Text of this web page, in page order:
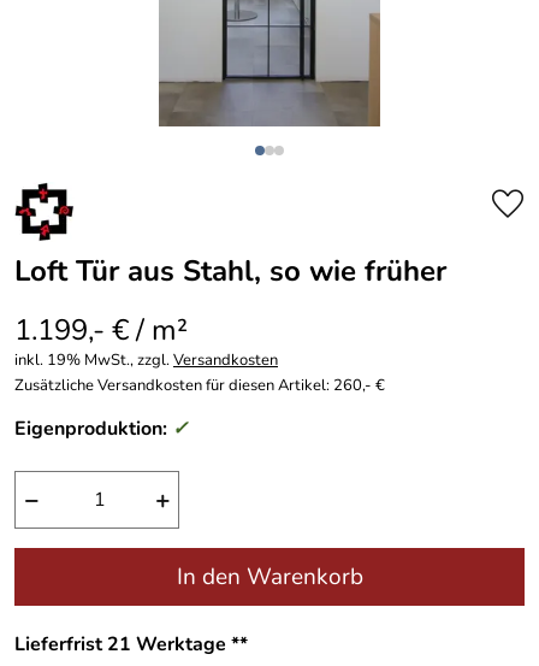
Loft Tür aus Stahl, so wie früher
1.199,- € / m²
inkl. 19% MwSt., zzgl.Versandkosten
Zusätzliche Versandkosten für diesen Artikel: 260,- €
Eigenproduktion: ✓
− +
In den Warenkorb
Lieferfrist 21 Werktage **